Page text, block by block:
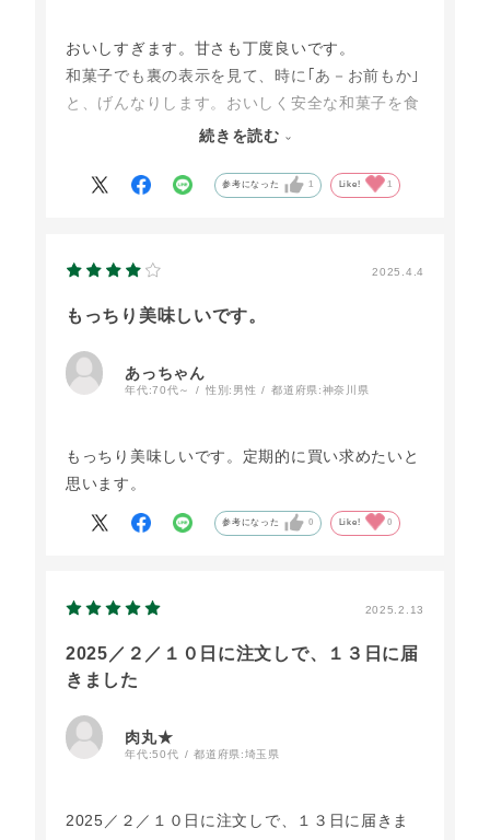
おいしすぎます。甘さも丁度良いです。
和菓子でも裏の表示を見て、時に｢あ－お前もか｣
と、げんなりします。おいしく安全な和菓子を食
べたいならこうしてネット注文になってゆくので
あんこ大好き夫も、旨いなと緑茶や抹茶で頂いて
らい食べたい！
続きを読む
参考になった 1 Like! 1
2025.4.4
もっちり美味しいです。
あっちゃん
年代:70代～ 性別: 男性 都道府県:神奈川県
もっちり美味しいです。定期的に買い求めたいと
思います。
参考になった 0 Like! 0
2025.2.13
2025／２／１０日に注文しで、１３日に届
きました
肉丸★
年代:50代 都道府県:埼玉県
2025／２／１０日に注文しで、１３日に届きま